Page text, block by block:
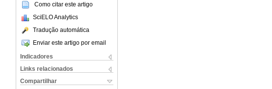
Como citar este artigo
SciELO Analytics
Tradução automática
Enviar este artigo por email
Indicadores
Links relacionados
Compartilhar